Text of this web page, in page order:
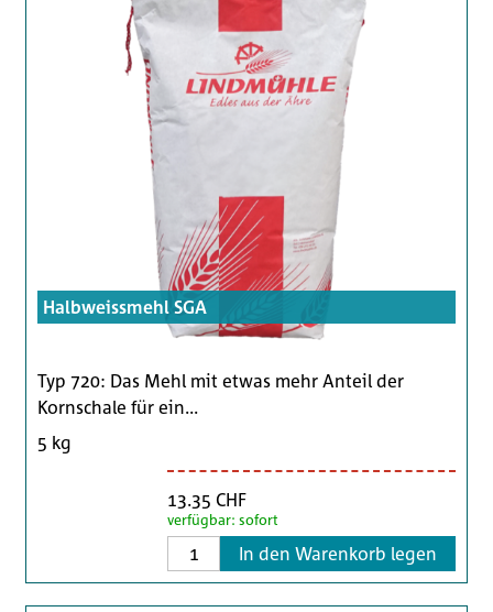
Halbweissmehl SGA
Typ 720: Das Mehl mit etwas mehr Anteil der
Kornschale für ein...
5 kg
13.35 CHF
verfügbar: sofort
In den Warenkorb legen